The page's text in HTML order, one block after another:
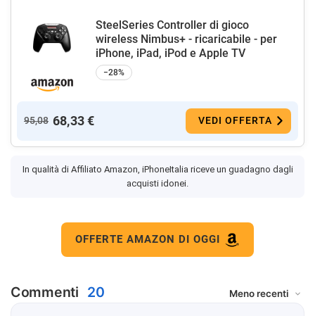
SteelSeries Controller di gioco
wireless Nimbus+ - ricaricabile - per
iPhone, iPad, iPod e Apple TV
−28%
95,08 68,33 € VEDI OFFERTA
In qualità di Affiliato Amazon, iPhoneItalia riceve un guadagno dagli
acquisti idonei.
OFFERTE AMAZON DI OGGI
Commenti 20